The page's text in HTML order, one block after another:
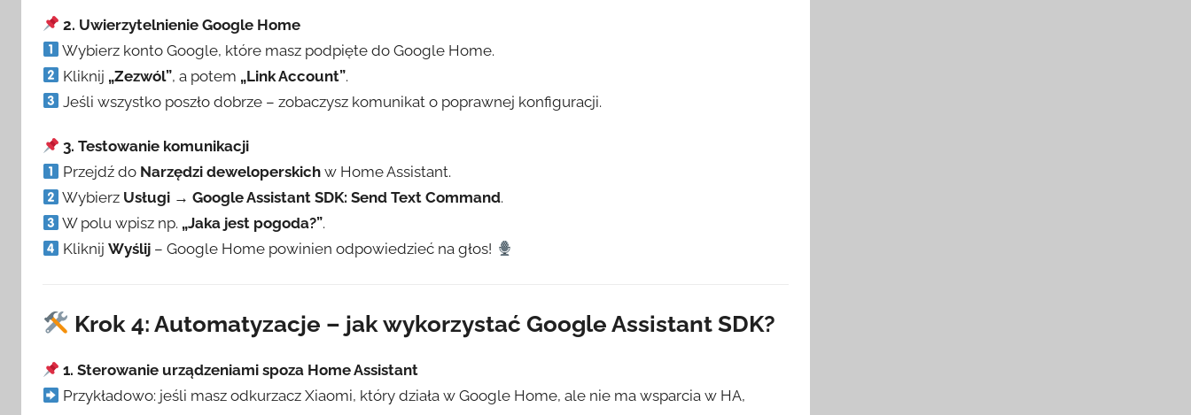
2. Uwierzytelnienie Google Home
Wybierz konto Google, które masz podpięte do Google Home.
Kliknij „Zezwól”, a potem „Link Account”.
Jeśli wszystko poszło dobrze – zobaczysz komunikat o poprawnej konfiguracji.
3. Testowanie komunikacji
Przejdź do Narzędzi deweloperskich w Home Assistant.
Wybierz Usługi → Google Assistant SDK: Send Text Command.
W polu wpisz np. „Jaka jest pogoda?”.
KliknijWyślij – Google Home powinien odpowiedzieć na głos!
Krok 4: Automatyzacje – jak wykorzystać Google Assistant SDK?
1. Sterowanie urządzeniami spoza Home Assistant
Przykładowo: jeśli masz odkurzacz Xiaomi, który działa w Google Home, ale nie ma wsparcia w HA,